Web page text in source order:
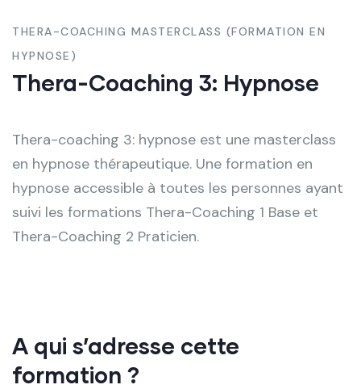
THERA-COACHING MASTERCLASS (FORMATION EN
HYPNOSE)
Thera-Coaching 3: Hypnose
Thera-coaching 3: hypnose est une masterclass
en hypnose thérapeutique. Une formation en
hypnose accessible à toutes les personnes ayant
suivi les formations Thera-Coaching 1 Base et
Thera-Coaching 2 Praticien.
A qui s’adresse cette
formation ?